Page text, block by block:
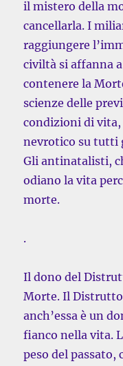
il mistero della
cancellarla. I
raggiungere
civiltà si affanna
contenere la
scienze delle
condizioni di
nevrotico su tutti
Gli antinatalisti,
odiano la vita
morte.
.
Il dono del
Morte. Il
anch’essa è un
fianco nella vita.
peso del passato,